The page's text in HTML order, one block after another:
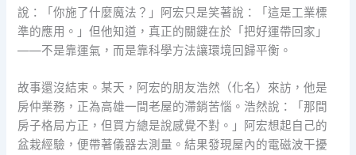
說：「你施了什麼魔法？」阿宏只是笑著說：「這是工業標
準的應用。」但他知道，真正的關鍵在於「把好運帶回家」
——不是靠運氣，而是靠科學方法讓環境回歸平衡。
故事還沒結束。某天，阿宏的朋友浩然（化名）來訪，他是
房仲業務，正為高雄一間老屋的滯銷苦惱。浩然說：「那間
房子格局方正，但買方總是說感覺不對。」阿宏想起自己的
盆栽經驗，便帶著儀器去測量。結果發現屋內的電磁波干擾